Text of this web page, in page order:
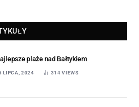
plaże nad Bałtykiem
LIPCA, 2024 314VIEWS